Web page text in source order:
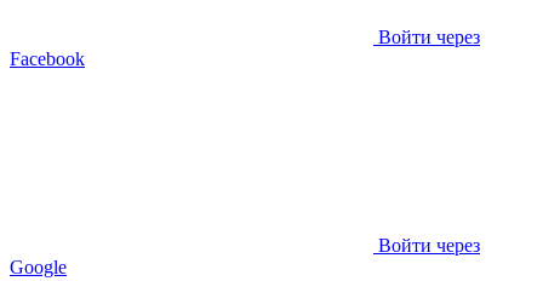
Войти через
Facebook
Войти через
Google